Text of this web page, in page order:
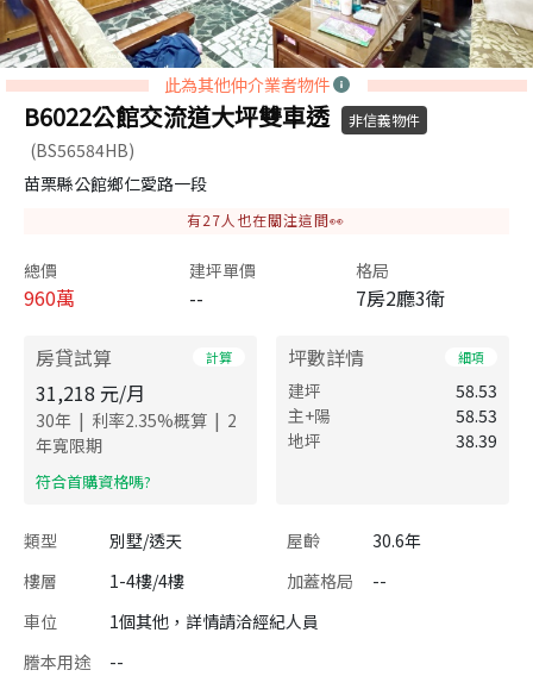
此為其他仲介業者物件
B6022公館交流道大坪雙車透 非信義物件
(BS56584HB)
苗栗縣公館鄉仁愛路一段
有27人也在關注這間👀
總價
960萬
建坪單價
--
格局
7房2廳3衛
房貸試算 計算
31,218 元/月
30年 | 利率2.35%概算 | 2
年寬限期
​符合首購資格嗎?
坪數詳情 細項
建坪
58.53
主+陽
58.53
地坪
38.39
類型 別墅/透天 屋齡
30.6年
樓層
1-4樓/4樓 加蓋格局
--
車位
1個其他，詳情請洽經紀人員
謄本用途
--